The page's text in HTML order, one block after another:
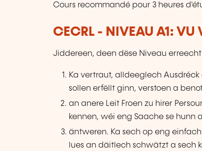
Cours recommandé pour 3 heures
CECRL - NIVEAU A1: VU
Jiddereen, deen dëse Niveau
Ka vertraut, alldeeglech
sollen erfëllt ginn, verstoen a
an anere Leit Froen zu hirer
kennen, wéi eng Saache se hunn
äntweren. Ka sech op eng
lues an däitlech schwätzt a sech